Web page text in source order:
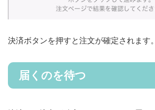
決済ボタンを押すと注文が確定されます。
届くのを待つ